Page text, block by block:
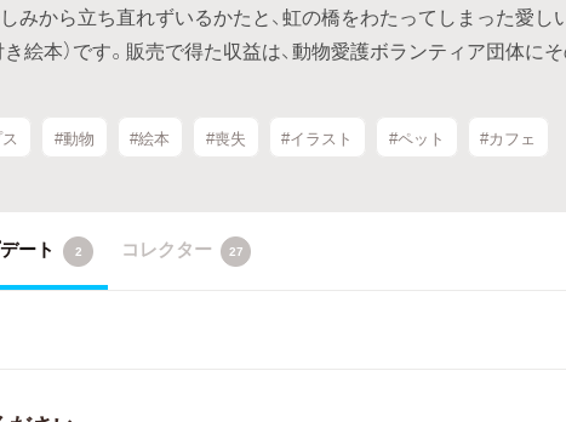
みから立ち直れずいるかたと、虹の橋をわたってしまった愛し
き絵本）です。販売で得た収益は、動物愛護ボランティア団体に
#動物 #絵本 #喪失 #イラスト #ペット #カフェ
ート 2 コレクター 27